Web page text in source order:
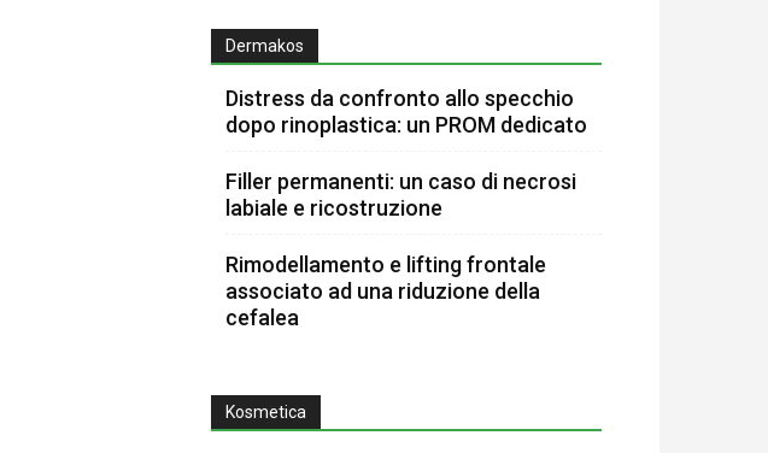
Dermakos
Distress da confronto allo specchio
dopo rinoplastica: un PROM dedicato
Filler permanenti: un caso di necrosi
labiale e ricostruzione
Rimodellamento e lifting frontale
associato ad una riduzione della
cefalea
Kosmetica